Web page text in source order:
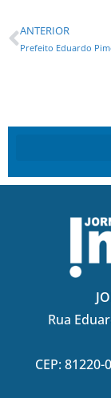
ANTERIOR
Rua
CEP: